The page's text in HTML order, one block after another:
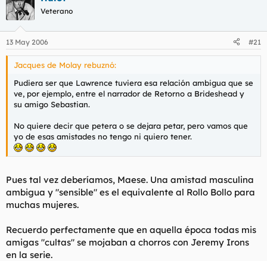
Veterano
13 May 2006 #21
Jacques de Molay rebuznó:
Pudiera ser que Lawrence tuviera esa relación ambigua que se
ve, por ejemplo, entre el narrador de Retorno a Brideshead y
su amigo Sebastian.
No quiere decir que petera o se dejara petar, pero vamos que
yo de esas amistades no tengo ni quiero tener.
Pues tal vez deberíamos, Maese. Una amistad masculina
ambigua y "sensible" es el equivalente al Rollo Bollo para
muchas mujeres.
Recuerdo perfectamente que en aquella época todas mis
amigas "cultas" se mojaban a chorros con Jeremy Irons
en la serie.